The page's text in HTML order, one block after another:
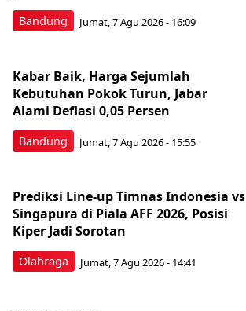
Bandung Jumat, 7 Agu 2026 - 16:09
Bandung
Kabar Baik, Harga Sejumlah
Kebutuhan Pokok Turun, Jabar
Alami Deflasi 0,05 Persen
Jumat, 7 Agu 2026 - 15:55
Olahraga
Prediksi Line-up Timnas Indonesia vs
Singapura di Piala AFF 2026, Posisi
Kiper Jadi Sorotan
Jumat, 7 Agu 2026 - 14:41